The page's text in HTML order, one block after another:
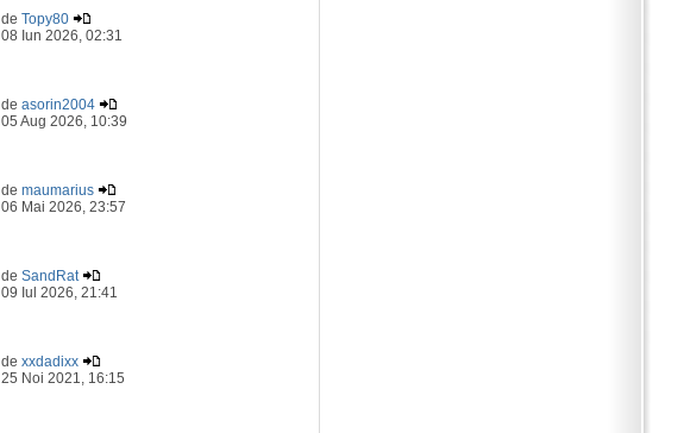
deTopy80
08 Iun 2026, 02:31
deasorin2004
05 Aug 2026, 10:39
demaumarius
06 Mai 2026, 23:57
deSandRat
09 Iul 2026, 21:41
dexxdadixx
25 Noi 2021, 16:15